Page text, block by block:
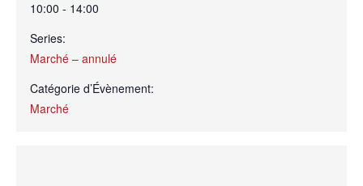
10:00 - 14:00
Series:
Marché – annulé
Catégorie d’Évènement:
Marché